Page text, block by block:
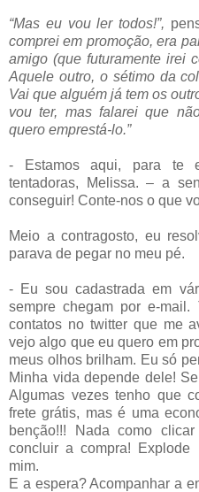
“Mas eu vou ler todos!”,
comprei em promoção, era
amigo (que futuramente irei
Aquele outro, o sétimo da
Vai que alguém já tem os
vou ter, mas falarei que
quero emprestá-lo.”
- Estamos aqui, para te
tentadoras, Melissa. – a
conseguir! Conte-nos o que
Meio a contragosto, eu
parava de pegar no meu pé.
- Eu sou cadastrada em
sempre chegam por e-
contatos no twitter que me
vejo algo que eu quero em
meus olhos brilham. Eu só
Minha vida depende dele!
Algumas vezes tenho que
frete grátis, mas é uma
benção!!! Nada como
concluir a compra!
mim.
E a espera? Acompanhar a